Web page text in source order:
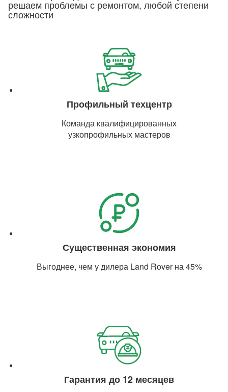
решаем проблемы с ремонтом, любой степени
сложности
Профильный техцентр
Команда квалифицированных
узкопрофильных мастеров
Существенная экономия
Выгоднее, чем у дилера Land Rover на 45%
Гарантия до 12 месяцев